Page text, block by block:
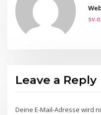
Leave a Reply
Deine E-Mail-Adresse wird